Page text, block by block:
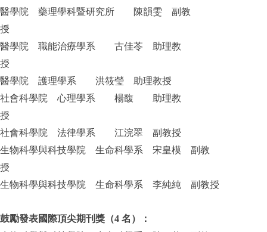
醫學院 藥理學科暨研究所 陳韻雯 副教
授
醫學院 職能治療學系 古佳苓 助理教
授
醫學院 護理學系 洪筱瑩 助理教授
社會科學院 心理學系 楊馥 助理教
授
社會科學院 法律學系 江浣翠 副教授
生物科學與科技學院 生命科學系 宋皇模 副教
授
生物科學與科技學院 生命科學系 李純純 副教授
鼓勵發表國際頂尖期刊獎（4 名）：